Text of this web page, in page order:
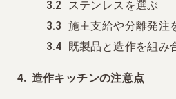
ステンレスを選ぶ
施主支給や分離発注
既製品と造作を組み
造作キッチンの注意点